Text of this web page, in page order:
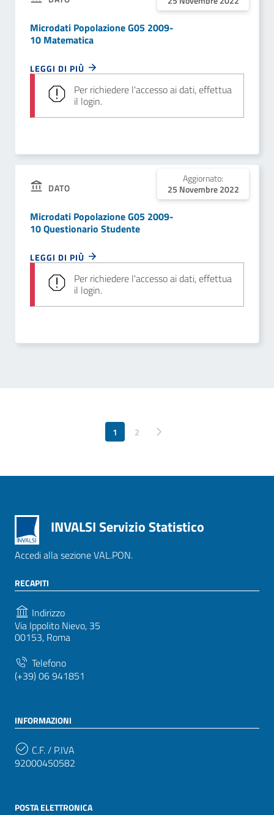
Microdati Popolazione G05 2009-
10 Matematica
LEGGI DI PIÙ
Per richiedere l'accesso ai dati, effettua
il login.
DATO
Aggiornato:
25 Novembre 2022
Microdati Popolazione G05 2009-
10 Questionario Studente
LEGGI DI PIÙ
Per richiedere l'accesso ai dati, effettua
il login.
1 2
Pagina successiva
INVALSI Servizio Statistico
Accedi alla sezione VAL.PON.
RECAPITI
Indirizzo
Via Ippolito Nievo, 35
00153, Roma
Telefono
(+39) 06 941851
INFORMAZIONI
C.F. / P.IVA
92000450582
POSTA ELETTRONICA